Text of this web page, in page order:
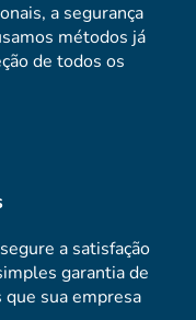
a segurança
métodos já
de todos os
a satisfação
garantia de
sua empresa